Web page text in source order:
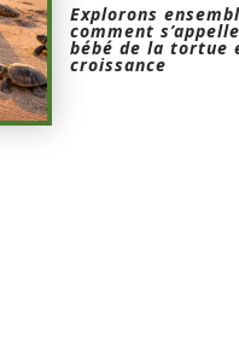
Explorons
comment
bébé de la tortue
croissance